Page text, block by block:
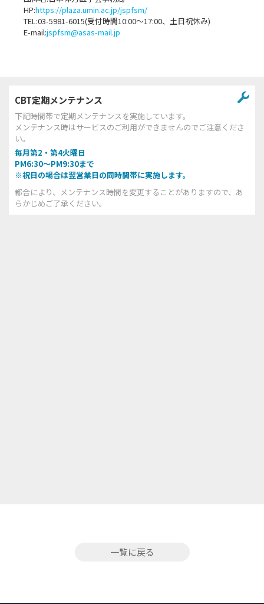
HP:https://plaza.umin.ac.jp/jspfsm/
TEL:03-5981-6015(受付時間10:00～17:00、土日祝休み)
E-mail:jspfsm@asas-mail.jp
CBT定期メンテナンス
下記時間帯で定期メンテナンスを実施しています。
メンテナンス時はサービスのご利用ができませんのでご注意くださ
い。
毎月第2・第4火曜日
PM6:30～PM9:30まで
※祝日の場合は翌営業日の同時間帯に実施します。
都合により、メンテナンス時間を変更することがありますので、あ
らかじめご了承ください。
一覧に戻る